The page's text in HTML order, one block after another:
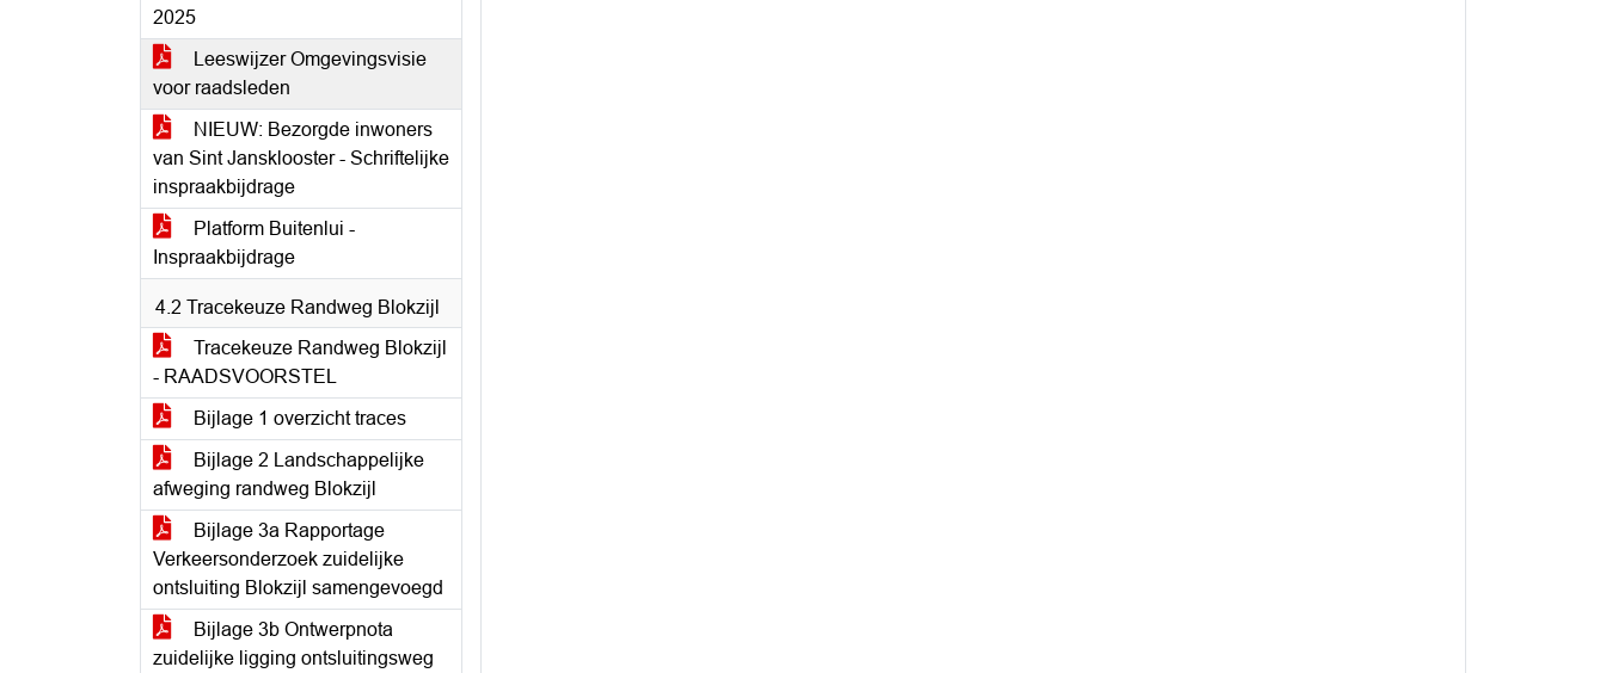
2025
Leeswijzer Omgevingsvisie
voor raadsleden
NIEUW: Bezorgde inwoners
van Sint Jansklooster - Schriftelijke
inspraakbijdrage
Platform Buitenlui -
Inspraakbijdrage
4.2 Tracekeuze Randweg Blokzijl
Tracekeuze Randweg Blokzijl
- RAADSVOORSTEL
Bijlage 1 overzicht traces
Bijlage 2 Landschappelijke
afweging randweg Blokzijl
Bijlage 3a Rapportage
Verkeersonderzoek zuidelijke
ontsluiting Blokzijl samengevoegd
Bijlage 3b Ontwerpnota
zuidelijke ligging ontsluitingsweg